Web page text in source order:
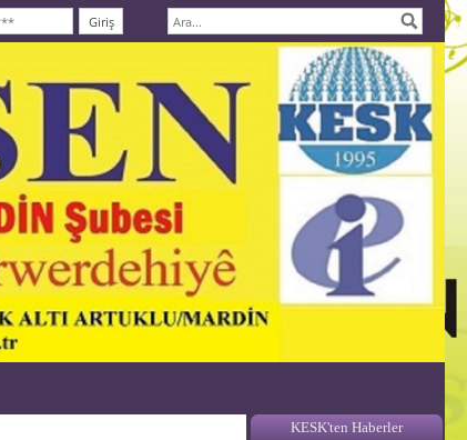
KESK'ten Haberler